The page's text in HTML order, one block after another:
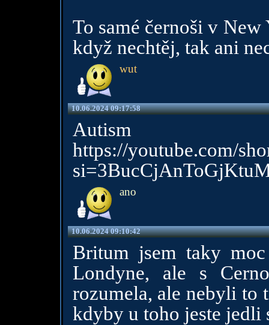
To samé černoši v
když nechtěj, tak ani
wut
10.06.2024 09:17:58
https://youtube.com/
ano
10.06.2024 09:10:42
Britum jsem taky
Londyne, ale s
rozumela, ale nebyli to
kdyby u toho jeste jedli